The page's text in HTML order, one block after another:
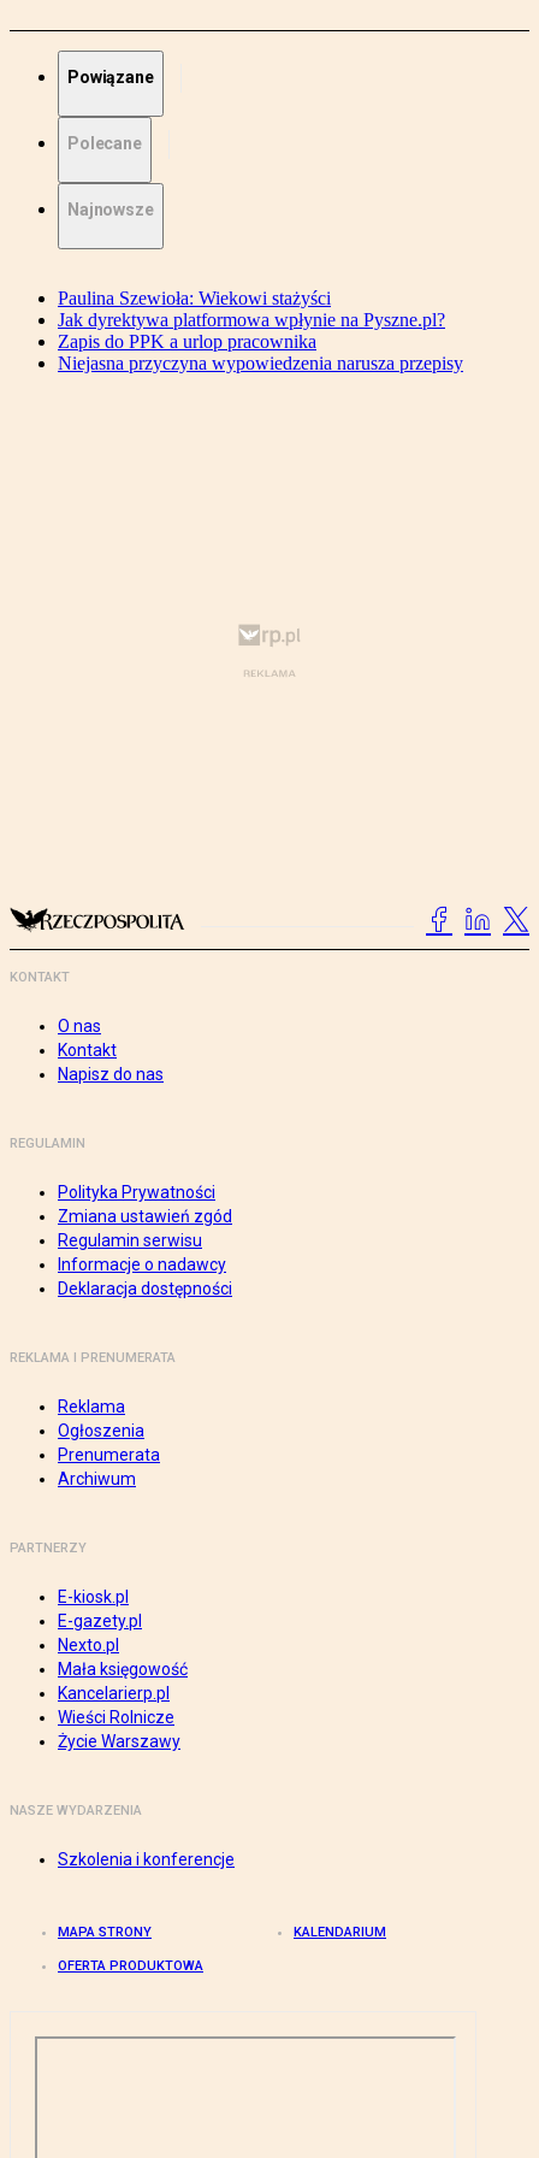
Powiązane
Polecane
Najnowsze
Paulina Szewioła: Wiekowi stażyści
Jak dyrektywa platformowa wpłynie na Pyszne.pl?
Zapis do PPK a urlop pracownika
Niejasna przyczyna wypowiedzenia narusza przepisy
KONTAKT
O nas
Kontakt
Napisz do nas
REGULAMIN
Polityka Prywatności
Zmiana ustawień zgód
Regulamin serwisu
Informacje o nadawcy
Deklaracja dostępności
REKLAMA I PRENUMERATA
Reklama
Ogłoszenia
Prenumerata
Archiwum
PARTNERZY
E-kiosk.pl
E-gazety.pl
Nexto.pl
Mała księgowość
Kancelarierp.pl
Wieści Rolnicze
Życie Warszawy
NASZE WYDARZENIA
Szkolenia i konferencje
MAPA STRONY KALENDARIUM
OFERTA PRODUKTOWA